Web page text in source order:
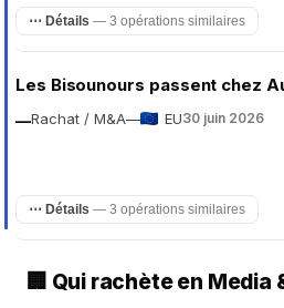
⋯ Détails — 3 opérations similaires
Les Bisounours passent chez
Rachat / M&A
— — EU30 juin 2026
⋯ Détails — 3 opérations similaires
🏢 Qui rachète en